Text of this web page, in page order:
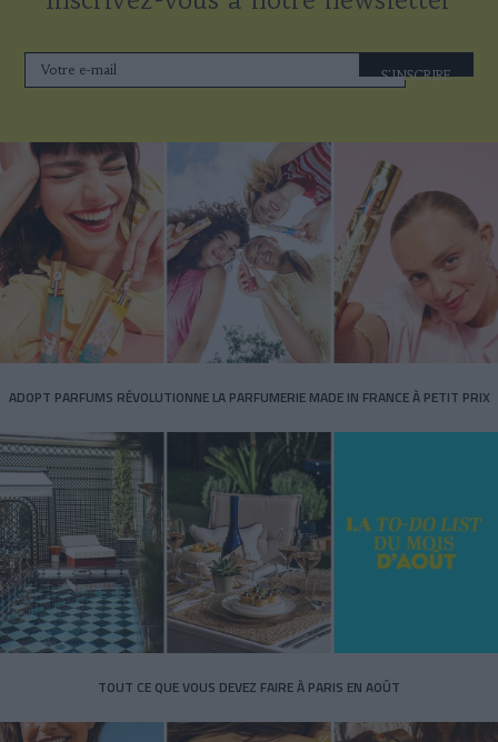
S'INSCRIRE
ADOPT PARFUMS RÉVOLUTIONNE LA PARFUMERIE MADE IN FRANCE À PETIT PRIX
TOUT CE QUE VOUS DEVEZ FAIRE À PARIS EN AOÛT